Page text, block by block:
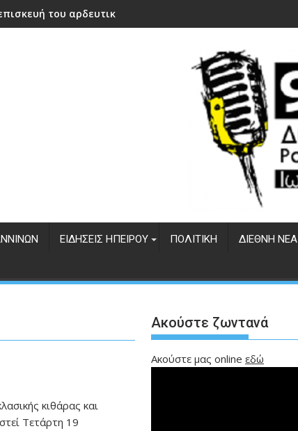
του αρδευτικού φράγματος Αώου
ΕΙΔΉΣΕΙΣ ΗΠΕΊΡΟΥ ΠΟΛΙΤΙΚΉ ΔΙΕΘΝΉ ΝΈΑ
κιθάρας και
Τετάρτη 19
Ακούστε ζωντανά
Ακούστε μας online εδώ